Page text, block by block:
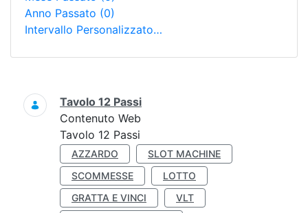
Anno Passato (0)
Intervallo Personalizzato…
Ricerca
Tavolo 12 Passi
Contenuto Web
Tavolo 12 Passi
AZZARDO
SLOT MACHINE
SCOMMESSE
LOTTO
GRATTA E VINCI
VLT